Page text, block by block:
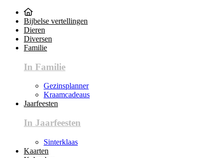
Bijbelse vertellingen
Dieren
Diversen
Familie
In Familie
Gezinsplanner
Kraamcadeaus
Jaarfeesten
In Jaarfeesten
Sinterklaas
Kaarten